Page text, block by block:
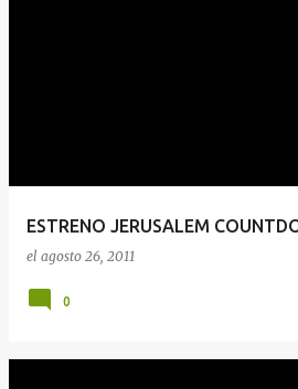
ESTRENO JERUSALEM
el agosto 26, 2011
0